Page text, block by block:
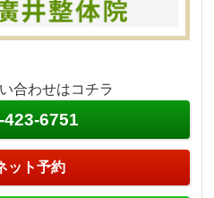
合わせはコチラ
423-6751
ット予約